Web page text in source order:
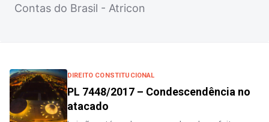
Contas do Brasil - Atricon
DIREITO CONSTITUCIONAL
PL 7448/2017 – Condescendência no
atacado